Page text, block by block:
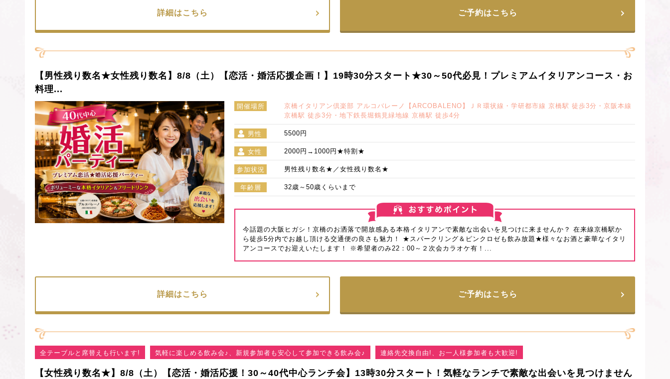
詳細はこちら ご予約はこちら
【男性残り数名★女性残り数名】8/8（土）【恋活・婚活応援企画！】19時30分スタート★30～50代必見！プレミアムイタリアンコース・お
料理...
開催場所
京橋イタリアン倶楽部 アルコバレーノ【ARCOBALENO】ＪＲ環状線・学研都市線 京橋駅 徒歩3分・京阪本線
京橋駅 徒歩3分・地下鉄長堀鶴見緑地線 京橋駅 徒歩4分
男性 5500円
女性 2000円→1000円★特割★
参加状況 男性残り数名★／女性残り数名★
年齢層 32歳～50歳くらいまで
今話題の大阪ヒガシ！京橋のお洒落で開放感ある本格イタリアンで素敵な出会いを見つけに来ませんか？ 在来線京橋駅か
ら徒歩5分内でお越し頂ける交通便の良さも魅力！ ★スパークリング＆ピンクロゼも飲み放題★様々なお酒と豪華なイタリ
アンコースでお迎えいたします！ ※希望者のみ22：00～２次会カラオケ有！...
詳細はこちら ご予約はこちら
全テーブルと席替えも行います! 気軽に楽しめる飲み会♪、新規参加者も安心して参加できる飲み会♪ 連絡先交換自由!、お一人様参加者も大歓迎!
【女性残り数名★】8/8（土）【恋活・婚活応援！30～40代中心ランチ会】13時30分スタート！気軽なランチで素敵な出会いを見つけません